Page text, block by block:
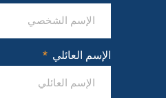
الإسم العائلي